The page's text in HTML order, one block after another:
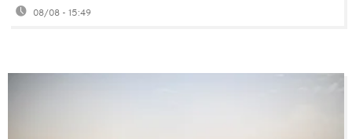
08/08 - 15:49